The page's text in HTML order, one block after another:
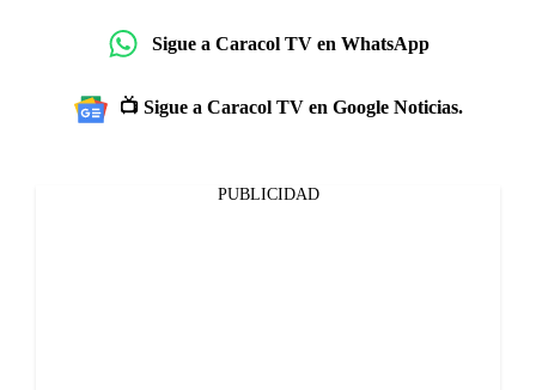
Sigue a Caracol TV en WhatsApp
📺 Sigue a Caracol TV en Google Noticias.
PUBLICIDAD